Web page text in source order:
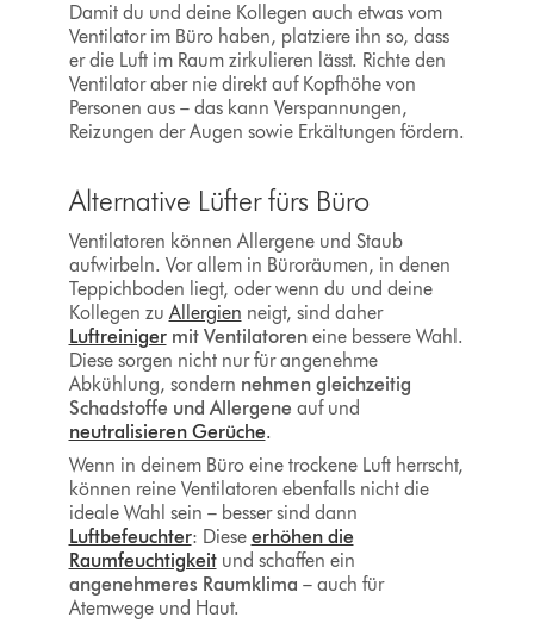
Damit du und deine Kollegen auch etwas vom
Ventilator im Büro haben, platziere ihn so, dass
er die Luft im Raum zirkulieren lässt. Richte den
Ventilator aber nie direkt auf Kopfhöhe von
Personen aus – das kann Verspannungen,
Reizungen der Augen sowie Erkältungen fördern.
Alternative Lüfter fürs Büro
Ventilatoren können Allergene und Staub
aufwirbeln. Vor allem in Büroräumen, in denen
Teppichboden liegt, oder wenn du und deine
Kollegen zu Allergien neigt, sind daher
Luftreinigermit Ventilatoreneine bessere Wahl.
Diese sorgen nicht nur für angenehme
Abkühlung, sondern nehmen gleichzeitig
Schadstoffe und Allergene auf und
neutralisieren Gerüche.
Wenn in deinem Büro eine trockene Luft herrscht,
können reine Ventilatoren ebenfalls nicht die
ideale Wahl sein – besser sind dann
Luftbefeuchter: Diese erhöhen die
Raumfeuchtigkeit und schaffen ein
angenehmeres Raumklima – auch für
Atemwege und Haut.